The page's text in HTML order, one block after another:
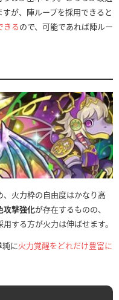
が、陣ループを採用できると
きるので、可能であれば陣ルー
火力枠の自由度はかなり高
攻撃強化が存在するものの、
する方が火力は伸ばせます。
純に火力覚醒をどれだけ豊富に